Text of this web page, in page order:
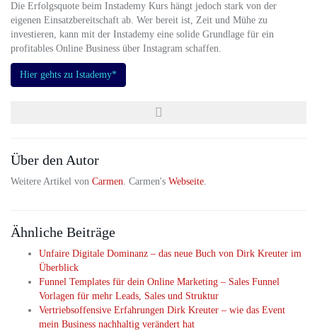
Die Erfolgsquote beim Instademy Kurs hängt jedoch stark von der
eigenen Einsatzbereitschaft ab. Wer bereit ist, Zeit und Mühe zu
investieren, kann mit der Instademy eine solide Grundlage für ein
profitables Online Business über Instagram schaffen.
Hier gehts zu Istademy*
Über den Autor
Weitere Artikel von Carmen. Carmen's Webseite.
Ähnliche Beiträge
Unfaire Digitale Dominanz – das neue Buch von Dirk Kreuter im
Überblick
Funnel Templates für dein Online Marketing – Sales Funnel
Vorlagen für mehr Leads, Sales und Struktur
Vertriebsoffensive Erfahrungen Dirk Kreuter – wie das Event
mein Business nachhaltig verändert hat